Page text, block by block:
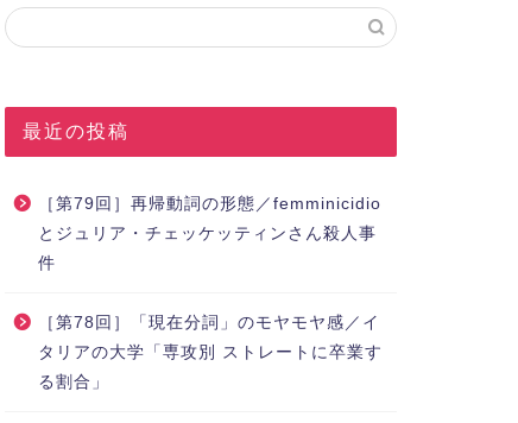
最近の投稿
［第79回］再帰動詞の形態／femminicidio
とジュリア・チェッケッティンさん殺人事
件
［第78回］「現在分詞」のモヤモヤ感／イ
タリアの大学「専攻別 ストレートに卒業す
る割合」